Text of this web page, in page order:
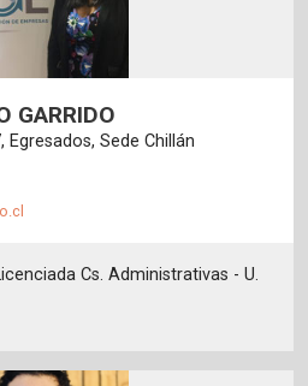
GARRIDO
Egresados, Sede Chillán
Cs. Administrativas - U.